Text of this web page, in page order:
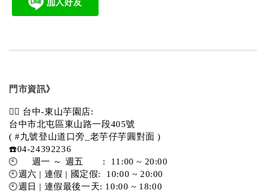
門市資訊》
💁‍♀️ 台中-東山芋園店:
台中市北屯區東山路一段405號
( #九號登山道口旁_老芋仔芋圓對面 )
☎️04-24392236
🕙     週一 ～ 週五       :  11:00 ~ 20:00
🕙週六 | 連假 | 國定假:  10:00 ~ 20:00
🕙週日 | 連假最後一天: 10:00 ~ 18:00